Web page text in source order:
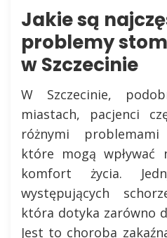
Jakie są
problemy
w Szczecinie
W Szczecinie,
miastach, pacjenci
różnymi problemami
które mogą
komfort życia.
występujących
która dotyka zarówno
Jest to choroba